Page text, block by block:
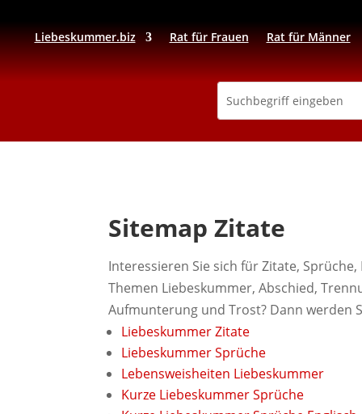
Liebeskummer.biz Rat für Frauen Rat für Männer
Sitemap Zitate
Interessieren Sie sich für Zitate,
Themen Liebeskummer, Abschied,
Aufmunterung und Trost? Dann werden
Liebeskummer Zitate
Liebeskummer Sprüche
Lebensweisheiten Liebeskummer
Kurze Liebeskummer Sprüche